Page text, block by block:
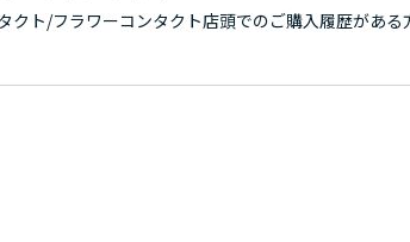
ト/フラワーコンタクト店頭でのご購入履歴がある